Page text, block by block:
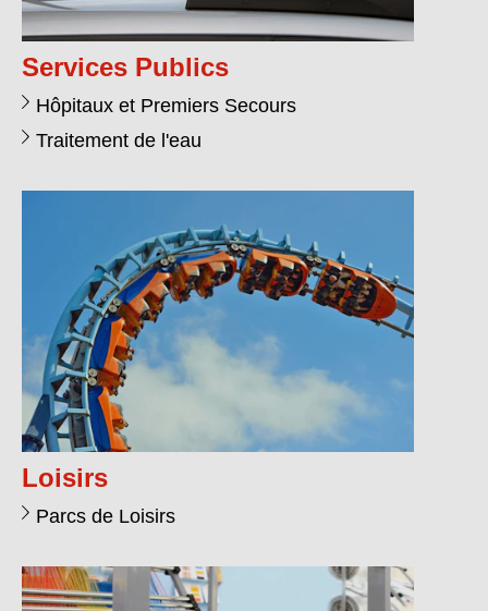
Services Publics
Hôpitaux et Premiers Secours
Traitement de l'eau
Loisirs
Parcs de Loisirs